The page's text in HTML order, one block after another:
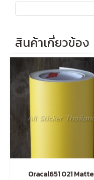
สินค้าเกี่ยวข้อง
Oracal651 021 Matte